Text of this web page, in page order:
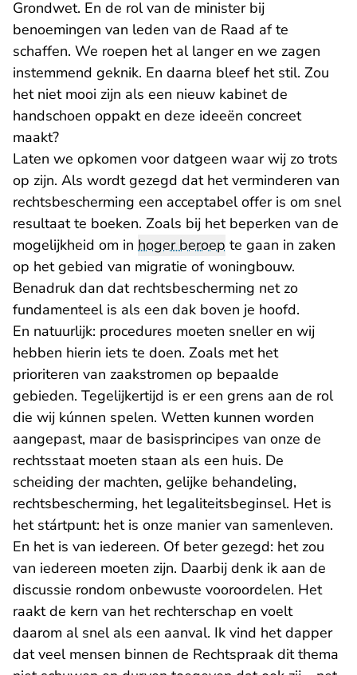
Grondwet. En de rol van de minister bij
benoemingen van leden van de Raad af te
schaffen. We roepen het al langer en we zagen
instemmend geknik. En daarna bleef het stil. Zou
het niet mooi zijn als een nieuw kabinet de
handschoen oppakt en deze ideeën concreet
maakt?
Laten we opkomen voor datgeen waar wij zo trots
op zijn. Als wordt gezegd dat het verminderen van
rechtsbescherming een acceptabel offer is om snel
resultaat te boeken. Zoals bij het beperken van de
mogelijkheid om in hoger beroep te gaan in zaken
op het gebied van migratie of woningbouw.
Benadruk dan dat rechtsbescherming net zo
fundamenteel is als een dak boven je hoofd.
En natuurlijk: procedures moeten sneller en wij
hebben hierin iets te doen. Zoals met het
prioriteren van zaakstromen op bepaalde
gebieden. Tegelijkertijd is er een grens aan de rol
die wij kúnnen spelen. Wetten kunnen worden
aangepast, maar de basisprincipes van onze de
rechtsstaat moeten staan als een huis. De
scheiding der machten, gelijke behandeling,
rechtsbescherming, het legaliteitsbeginsel. Het is
het stártpunt: het is onze manier van samenleven.
En het is van iedereen. Of beter gezegd: het zou
van iedereen moeten zijn. Daarbij denk ik aan de
discussie rondom onbewuste vooroordelen. Het
raakt de kern van het rechterschap en voelt
daarom al snel als een aanval. Ik vind het dapper
dat veel mensen binnen de Rechtspraak dit thema